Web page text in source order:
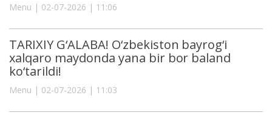
Menu | 02-07-2026 | 11:06
TARIXIY G‘ALABA! O‘zbekiston bayrog‘i
xalqaro maydonda yana bir bor baland
ko‘tarildi!
Menu | 02-07-2026 | 11:03